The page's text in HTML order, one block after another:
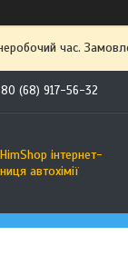
час.
(68) 917-56-32
інтернет-
автохімії